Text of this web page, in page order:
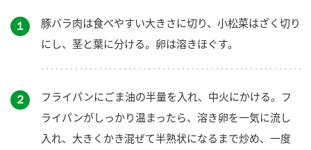
１
豚バラ肉は食べやすい大きさに切り、小松菜はざく切り
にし、茎と葉に分ける。卵は溶きほぐす。
２
フライパンにごま油の半量を入れ、中火にかける。フ
ライパンがしっかり温まったら、溶き卵を一気に流し
入れ、大きくかき混ぜて半熟状になるまで炒め、一度